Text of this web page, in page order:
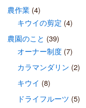
農作業 (4)
キウイの剪定 (4)
農園のこと (39)
オーナー制度(7)
カラマンダリン (2)
キウイ (8)
ドライフルーツ (5)